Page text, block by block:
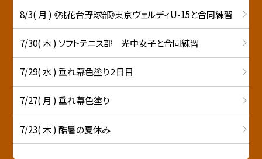
8/3( 月 ) 《桃花台野球部》東京ヴェルディU-15と合同練習
7/30( 木 ) ソフトテニス部 光中女子と合同練習
7/29( 水 ) 垂れ幕色塗り２日目
7/27( 月 ) 垂れ幕色塗り
7/23( 木 ) 酷暑の夏休み